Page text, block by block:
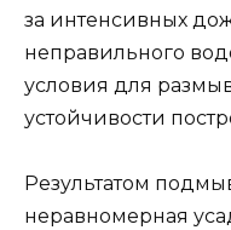
за интенсивных
неправильного
условия для
устойчивости
Результатом
неравномерная